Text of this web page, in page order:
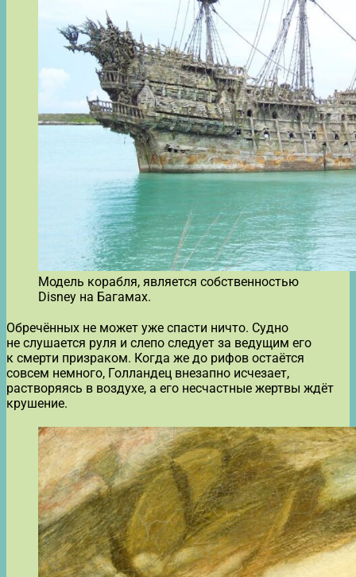
Модель корабля, является собственностью
Disney на Багамах.
Обречённых не может уже спасти ничто. Судно
не слушается руля и слепо следует за ведущим его
к смерти призраком. Когда же до рифов остаётся
совсем немного, Голландец внезапно исчезает,
растворяясь в воздухе, а его несчастные жертвы ждёт
крушение.